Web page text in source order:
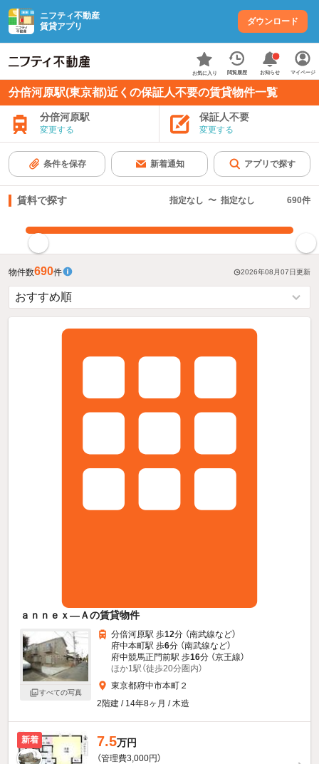
ニフティ不動産
賃貸アプリ
ダウンロード
お気に入り 閲覧履歴 お知らせ マイページ
分倍河原駅(東京都)近くの保証人不要の賃貸物件一覧
分倍河原駅
変更する
保証人不要
変更する
条件を保存 新着通知 アプリで探す
賃料で探す 指定なし 〜 指定なし 690件
物件数690件 2026年08月07日更新
ａｎｎｅｘ—Ａの賃貸物件
すべての写真
分倍河原駅 歩12分 （南武線など）
府中本町駅 歩6分 （南武線など）
府中競馬正門前駅 歩16分 （京王線）
ほか1駅（徒歩20分圏内）
東京都府中市本町２
2階建 / 14年8ヶ月 / 木造
新着 7.5万円
（管理費3,000円）